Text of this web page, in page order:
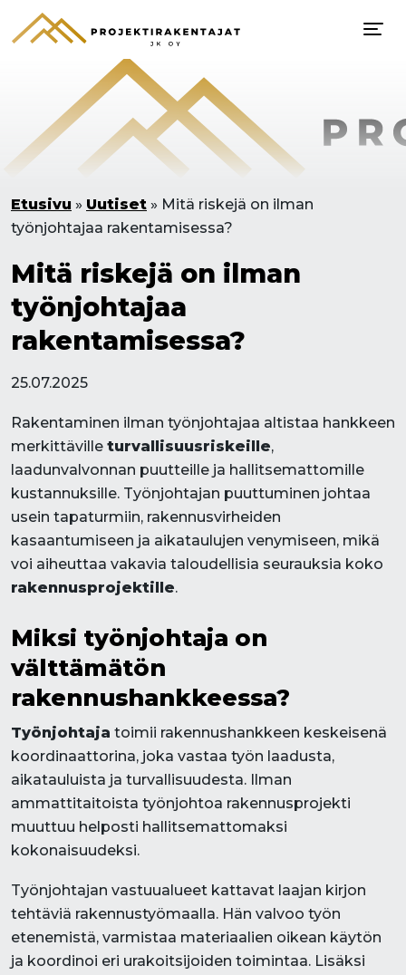
Etusivu » Uutiset » Mitä riskejä on ilman
työnjohtajaa rakentamisessa?
Mitä riskejä on ilman
työnjohtajaa
rakentamisessa?
25.07.2025
Rakentaminen ilman työnjohtajaa altistaa hankkeen
merkittäville turvallisuusriskeille,
laadunvalvonnan puutteille ja hallitsemattomille
kustannuksille. Työnjohtajan puuttuminen johtaa
usein tapaturmiin, rakennusvirheiden
kasaantumiseen ja aikataulujen venymiseen, mikä
voi aiheuttaa vakavia taloudellisia seurauksia koko
rakennusprojektille.
Miksi työnjohtaja on
välttämätön
rakennushankkeessa?
Työnjohtaja toimii rakennushankkeen keskeisenä
koordinaattorina, joka vastaa työn laadusta,
aikatauluista ja turvallisuudesta. Ilman
ammattitaitoista työnjohtoa rakennusprojekti
muuttuu helposti hallitsemattomaksi
kokonaisuudeksi.
Työnjohtajan vastuualueet kattavat laajan kirjon
tehtäviä rakennustyömaalla. Hän valvoo työn
etenemistä, varmistaa materiaalien oikean käytön
ja koordinoi eri urakoitsijoiden toimintaa. Lisäksi